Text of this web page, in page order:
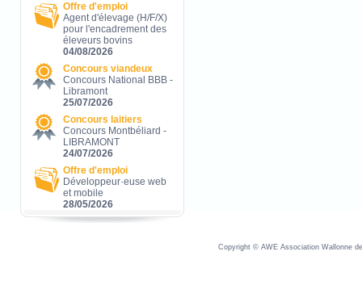
Offre d'emploi
Agent d'élevage (H/F/X)
pour l'encadrement des
éleveurs bovins
04/08/2026
Concours viandeux
Concours National BBB -
Libramont
25/07/2026
Concours laitiers
Concours Montbéliard -
LIBRAMONT
24/07/2026
Offre d'emploi
Développeur·euse web
et mobile
28/05/2026
Copyright © AWE Association Wallonne